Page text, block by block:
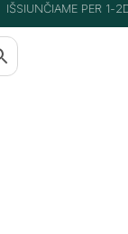
IŠSIUNČIAME PER 1-